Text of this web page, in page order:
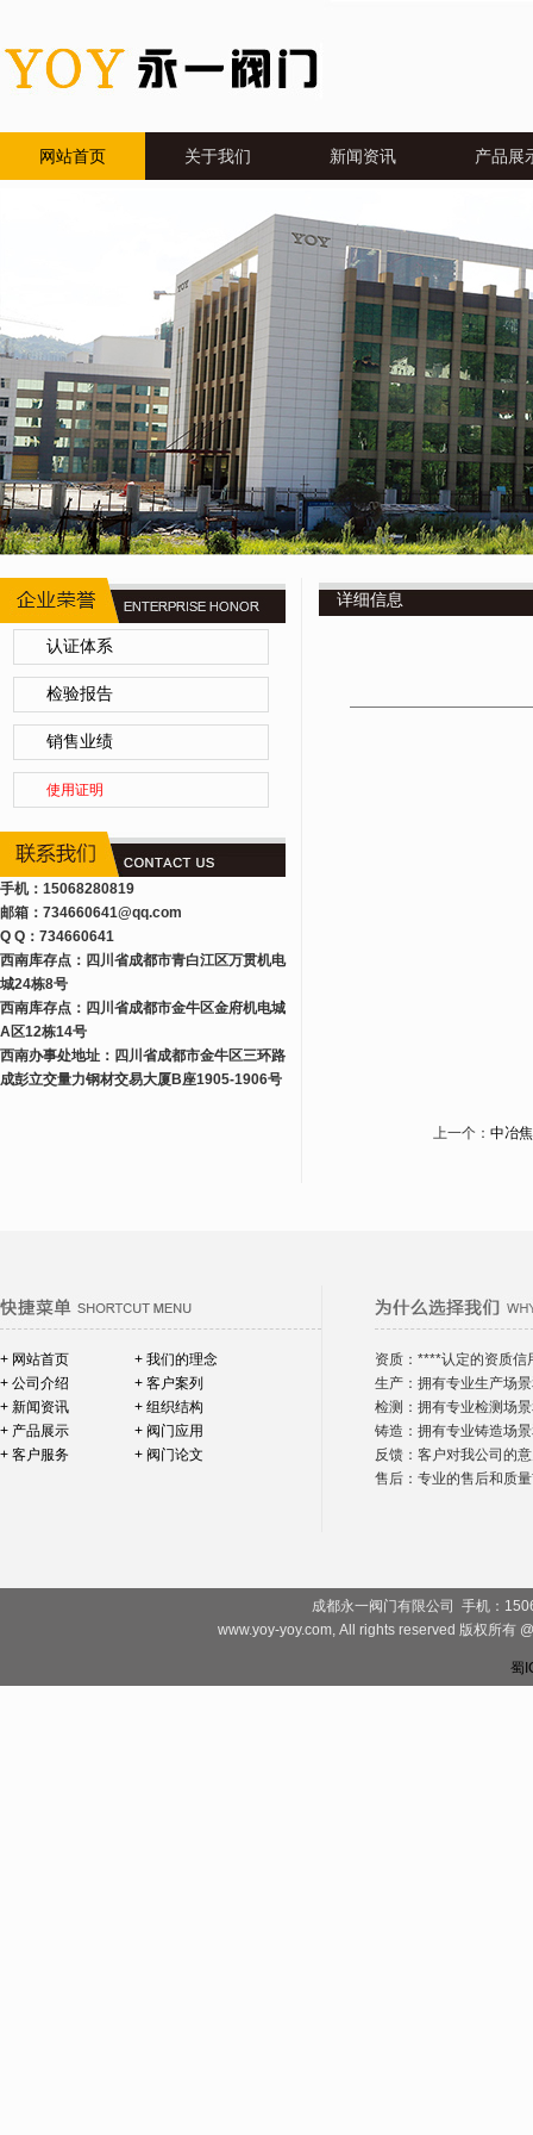
网站首页 关于我们 新闻资讯 产品展
认证体系
检验报告
销售业绩
使用证明
手机：15068280819
邮箱：734660641@qq.com
Q Q：734660641
西南库存点：四川省成都市青白江区万贯机电
城24栋8号
西南库存点：四川省成都市金牛区金府机电城
A区12栋14号
西南办事处地址：四川省成都市金牛区三环路
成彭立交量力钢材交易大厦B座1905-1906号
详细信息
上一个： 中冶
+ 网站首页
+ 我们的理念
+ 公司介绍
+ 客户案列
+ 新闻资讯
+ 组织结构
+ 产品展示
+ 阀门应用
+ 客户服务
+ 阀门论文
资质：****认定的资质信
生产：拥有专业生产场
检测：拥有专业检测场
铸造：拥有专业铸造场
反馈：客户对我公司的
售后：专业的售后和质
成都永一阀门有限公司 手机：
www.yoy-yoy.com, All rights reserved 版权所有
蜀